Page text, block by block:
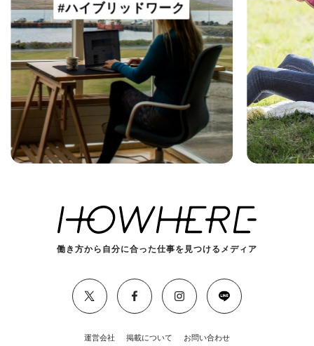
#ハイブリッドワーク
働き方から自分に合った仕事を見つけるメディア
運営会社 掲載について お問い合わせ